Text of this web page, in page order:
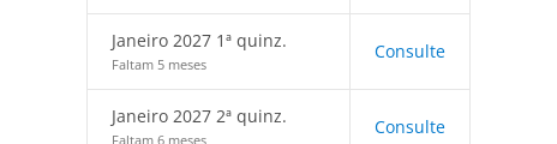
Janeiro 2027 1ª quinz.
Faltam 5 meses
Consulte
Janeiro 2027 2ª quinz.
Faltam 6 meses
Consulte